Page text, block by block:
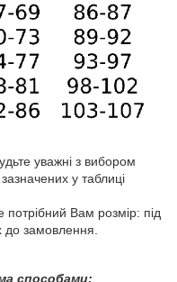
уважні з вибором
у таблиці
Вам розмір: під
замовлення.
способами: